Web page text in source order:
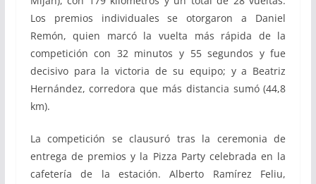
Los premios individuales se otorgaron a Daniel
Remón, quien marcó la vuelta más rápida de la
competición con 32 minutos y 55 segundos y fue
decisivo para la victoria de su equipo; y a Beatriz
Hernández, corredora que más distancia sumó (44,8
km).
La competición se clausuró tras la ceremonia de
entrega de premios y la Pizza Party celebrada en la
cafetería de la estación. Alberto Ramírez Feliu,